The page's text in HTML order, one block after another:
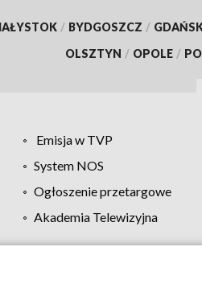
/ BYDGOSZCZ /
OLSZTYN / OPOLE /
Emisja w TVP
System NOS
Ogłoszenie przetargowe
Akademia Telewizyjna